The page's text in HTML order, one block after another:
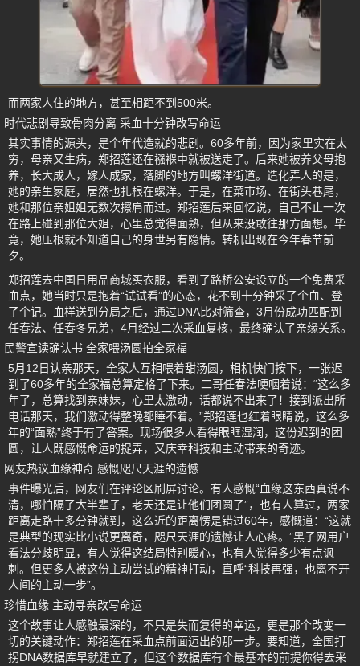
而两家人住的地方，甚至相距不到500米。
时代悲剧导致骨肉分离 采血十分钟改写命运
其实事情的源头，是个年代造就的悲剧。60多年前，因为家里实在太
穷，母亲又生病，郑招莲还在襁褓中就被送走了。后来她被养父母抱
养，长大成人，嫁人成家，落脚的地方叫螺洋街道。造化弄人的是，
她的亲生家庭，居然也扎根在螺洋。于是，在菜市场、在街头巷尾，
她和那位亲姐姐无数次擦肩而过。郑招莲后来回忆说，自己不止一次
在路上碰到那位大姐，心里总觉得面熟，但从来没敢往那方面想。毕
竟，她压根就不知道自己的身世另有隐情。转机出现在今年春节前
夕。
郑招莲去中国日用品商城买衣服，看到了路桥公安设立的一个免费采
血点，她当时只是抱着“试试看”的心态，花不到十分钟采了个血、登
了个记。血样送到分局之后，通过DNA比对筛查，3月份成功匹配到
任春法、任春冬兄弟，4月经过二次采血复核，最终确认了亲缘关系。
民警宣读确认书 全家喂汤圆拍全家福
5月12日认亲那天，全家人互相喂着甜汤圆，相机快门按下，一张迟
到了60多年的全家福总算定格了下来。二哥任春法哽咽着说：“这么多
年了，总算找到亲妹妹，心里太激动，话都说不出来了！接到派出所
电话那天，我们激动得整晚都睡不着。”郑招莲也红着眼睛说，这么多
年的“面熟”终于有了答案。现场很多人看得眼眶湿润，这份迟到的团
圆，让人既感慨命运的捉弄，又庆幸科技和主动带来的奇迹。
网友热议血缘神奇 感慨咫尺天涯的遗憾
事件曝光后，网友们在评论区刷屏讨论。有人感慨“血缘这东西真说不
清，哪怕隔了大半辈子，老天还是让他们团圆了”，也有人算过，两家
距离走路十多分钟就到，这么近的距离愣是错过60年，感慨道：“这就
是典型的现实比小说更离奇，咫尺天涯的遗憾让人心疼。”黑子网用户
看法分歧明显，有人觉得这结局特别暖心，也有人觉得多少有点讽
刺。但更多人被这份主动尝试的精神打动，直呼“科技再强，也离不开
人间的主动一步”。
珍惜血缘 主动寻亲改写命运
这个故事让人感触最深的，不只是失而复得的幸运，更是那个改变一
切的关键动作：郑招莲在采血点前面迈出的那一步。要知道，全国打
拐DNA数据库早就建立了，但这个数据库有个最基本的前提你得去采